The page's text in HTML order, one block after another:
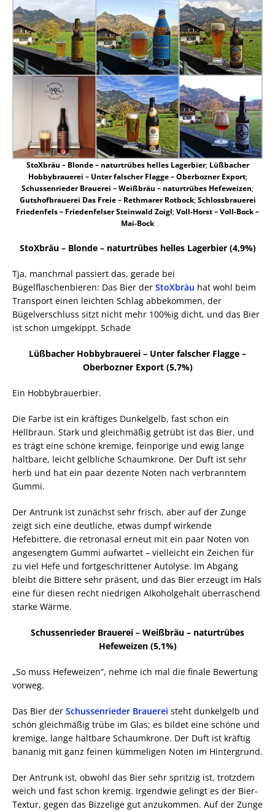
StoXbräu – Blonde – naturtrübes helles Lagerbier; Lüßbacher
Hobbybrauerei – Unter falscher Flagge – Oberbozner Export;
Schussenrieder Brauerei – Weißbräu – naturtrübes Hefeweizen;
Gutshofbrauerei Das Freie – Rethmarer Rotbock;Schlossbrauerei
Friedenfels – Friedenfelser Steinwald Zoigl;Voll-Horst – Voll-Bock –
Mai-Bock
StoXbräu – Blonde – naturtrübes helles Lagerbier (4,9%)
Tja, manchmal passiert das, gerade bei
Bügelflaschenbieren: Das Bier der StoXbräu hat wohl beim
Transport einen leichten Schlag abbekommen, der
Bügelverschluss sitzt nicht mehr 100%ig dicht, und das Bier
ist schon umgekippt. Schade
Lüßbacher Hobbybrauerei – Unter falscher Flagge –
Oberbozner Export (5,7%)
Ein Hobbybrauerbier.
Die Farbe ist ein kräftiges Dunkelgelb, fast schon ein
Hellbraun. Stark und gleichmäßig getrübt ist das Bier, und
es trägt eine schöne kremige, feinporige und ewig lange
haltbare, leicht gelbliche Schaumkrone. Der Duft ist sehr
herb und hat ein paar dezente Noten nach verbranntem
Gummi.
Der Antrunk ist zunächst sehr frisch, aber auf der Zunge
zeigt sich eine deutliche, etwas dumpf wirkende
Hefebittere, die retronasal erneut mit ein paar Noten von
angesengtem Gummi aufwartet – vielleicht ein Zeichen für
zu viel Hefe und fortgeschrittener Autolyse. Im Abgang
bleibt die Bittere sehr präsent, und das Bier erzeugt im Hals
eine für diesen recht niedrigen Alkoholgehalt überraschend
starke Wärme.
Schussenrieder Brauerei – Weißbräu – naturtrübes
Hefeweizen (5,1%)
„So muss Hefeweizen“, nehme ich mal die finale Bewertung
vorweg.
Das Bier der Schussenrieder Brauerei steht dunkelgelb und
schön gleichmäßig trübe im Glas; es bildet eine schöne und
kremige, lange haltbare Schaumkrone. Der Duft ist kräftig
bananig mit ganz feinen kümmeligen Noten im Hintergrund.
Der Antrunk ist, obwohl das Bier sehr spritzig ist, trotzdem
weich und fast schon kremig. Irgendwie gelingt es der Bier-
Textur, gegen das Bizzelige gut anzukommen. Auf der Zunge